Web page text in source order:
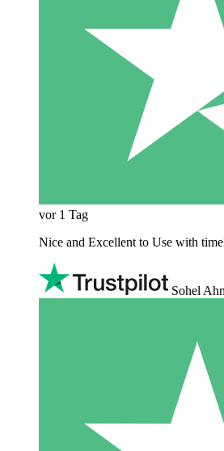
vor 1 Tag
Nice and Excellent to Use with
Sohel